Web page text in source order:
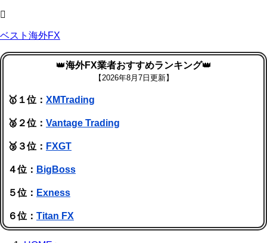
ベスト海外FX
👑海外FX業者おすすめランキング👑
【2026年8月7日更新】
🥇１位： XMTrading
🥈２位： Vantage Trading
🥉３位： FXGT
４位： BigBoss
５位： Exness
６位： Titan FX